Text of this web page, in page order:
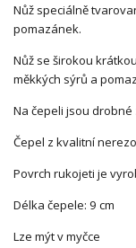
Nůž speciálně
pomazánek.
Nůž se širokou
měkkých sýrů a
Na čepeli jsou
Čepel z kvalitní
Povrch rukojeti je
Délka čepele: 9 cm
Lze mýt v myčce